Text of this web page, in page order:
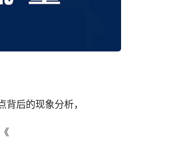
后的现象分析，